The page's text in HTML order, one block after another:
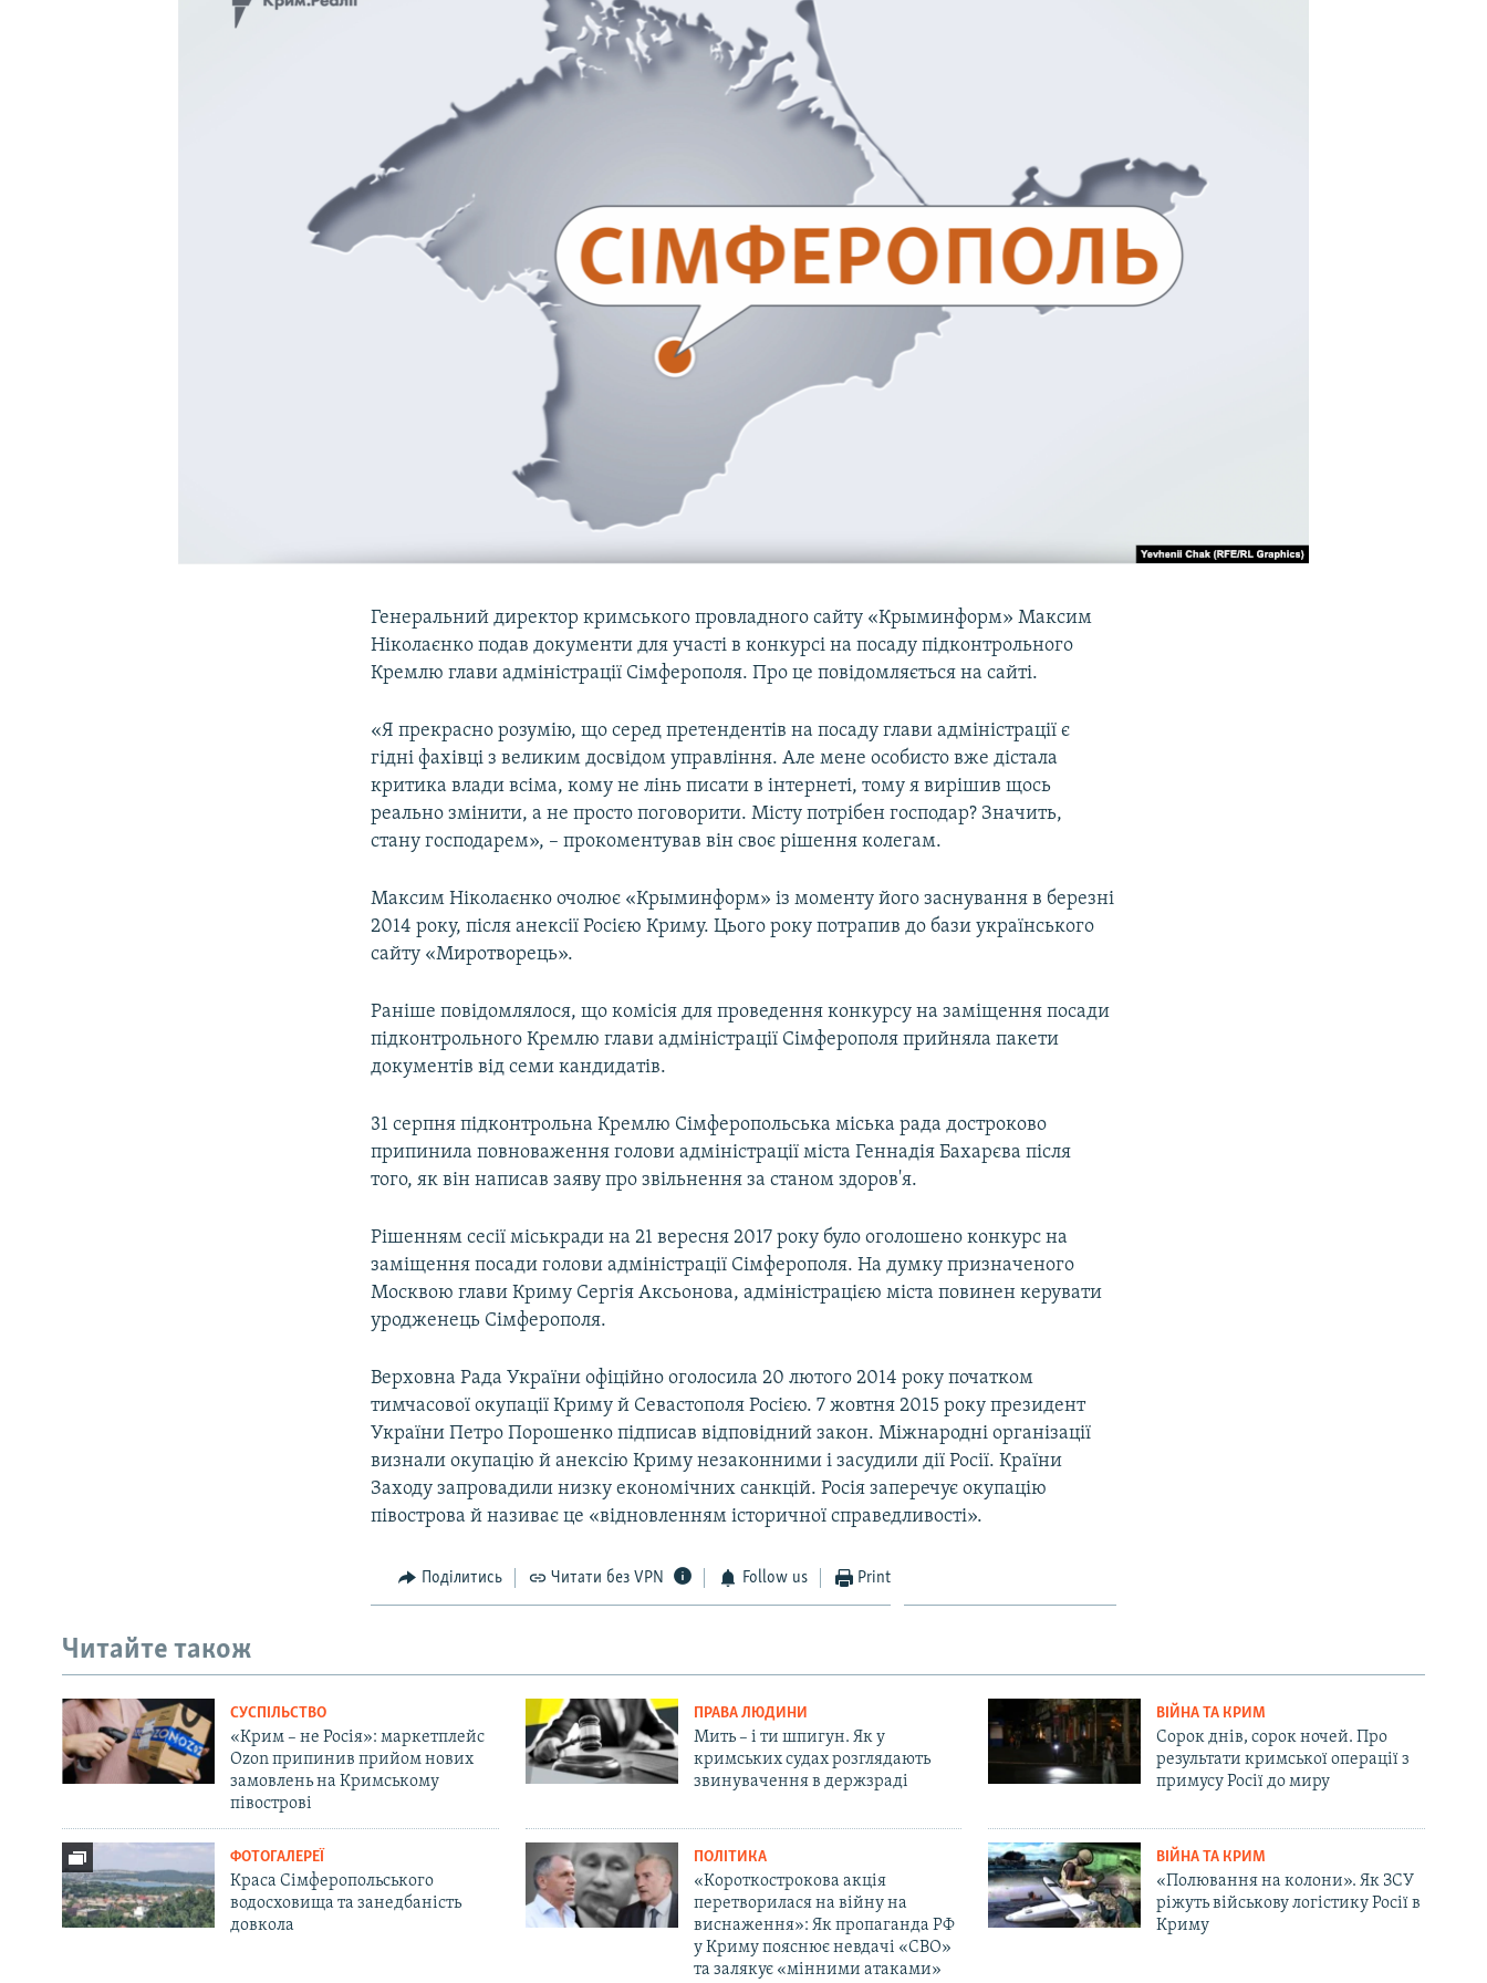
Генеральний директор кримського провладного сайту «Крыминформ» Максим
Ніколаєнко подав документи для участі в конкурсі на посаду підконтрольного
Кремлю глави адміністрації Сімферополя. Про це повідомляється на сайті.
«Я прекрасно розумію, що серед претендентів на посаду глави адміністрації є
гідні фахівці з великим досвідом управління. Але мене особисто вже дістала
критика влади всіма, кому не лінь писати в інтернеті, тому я вирішив щось
реально змінити, а не просто поговорити. Місту потрібен господар? Значить,
стану господарем», – прокоментував він своє рішення колегам.
Максим Ніколаєнко очолює «Крыминформ» із моменту його заснування в березні
2014 року, після анексії Росією Криму. Цього року потрапив до бази українського
сайту «Миротворець».
Раніше повідомлялося, що комісія для проведення конкурсу на заміщення посади
підконтрольного Кремлю глави адміністрації Сімферополя прийняла пакети
документів від семи кандидатів.
31 серпня підконтрольна Кремлю Сімферопольська міська рада достроково
припинила повноваження голови адміністрації міста Геннадія Бахарєва після
того, як він написав заяву про звільнення за станом здоров'я.
Рішенням сесії міськради на 21 вересня 2017 року було оголошено конкурс на
заміщення посади голови адміністрації Сімферополя. На думку призначеного
Москвою глави Криму Сергія Аксьонова, адміністрацією міста повинен керувати
уродженець Сімферополя.
Верховна Рада України офіційно оголосила 20 лютого 2014 року початком
тимчасової окупації Криму й Севастополя Росією. 7 жовтня 2015 року президент
України Петро Порошенко підписав відповідний закон. Міжнародні організації
визнали окупацію й анексію Криму незаконними і засудили дії Росії. Країни
Заходу запровадили низку економічних санкцій. Росія заперечує окупацію
півострова й називає це «відновленням історичної справедливості».
Поділитись Читати без VPN Follow us Print
Читайте також
СУСПІЛЬСТВО
«Крим – не Росія»: маркетплейс
Ozon припинив прийом нових
замовлень на Кримському
півострові
ПРАВА ЛЮДИНИ
Мить – і ти шпигун. Як у
кримських судах розглядають
звинувачення в держзраді
ВІЙНА ТА КРИМ
Сорок днів, сорок ночей. Про
результати кримської операції з
примусу Росії до миру
ФОТОГАЛЕРЕЇ
Краса Сімферопольського
водосховища та занедбаність
довкола
ПОЛІТИКА
«Короткострокова акція
перетворилася на війну на
виснаження»: Як пропаганда РФ
у Криму пояснює невдачі «СВО»
та залякує «мінними атаками»
ВІЙНА ТА КРИМ
«Полювання на колони». Як ЗСУ
ріжуть військову логістику Росії в
Криму